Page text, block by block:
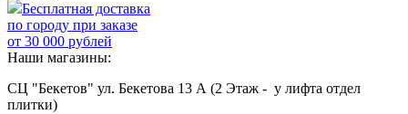
Бесплатная доставка
по городу при заказе
от 30 000 рублей
Наши магазины:
СЦ "Бекетов" ул. Бекетова 13 А (2 Этаж - у лифта отдел
плитки)